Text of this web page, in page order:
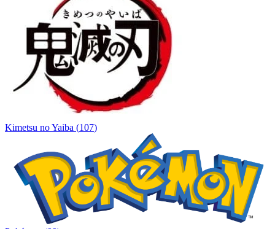
Kimetsu no Yaiba (107)